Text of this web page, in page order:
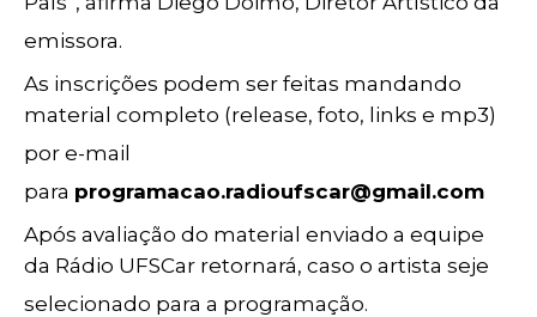
emissora.
As inscrições podem ser feitas mandando
material completo (release, foto, links e mp3)
por e-mail
para programacao.radioufscar@gmail.com
Após avaliação do material enviado a equipe
da Rádio UFSCar retornará, caso o artista seje
selecionado para a programação.